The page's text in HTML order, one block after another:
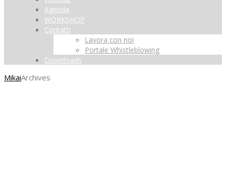
Agenda
WORKSHOP
Contatti
Lavora con noi
Portale Whistleblowing
Downloads
MikaiArchives